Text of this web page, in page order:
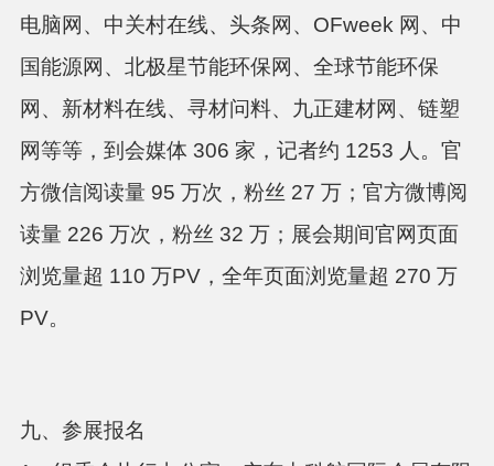
电脑网、中关村在线、头条网、OFweek 网、中
国能源网、北极星节能环保网、全球节能环保
网、新材料在线、寻材问料、九正建材网、链塑
网等等，到会媒体 306 家，记者约 1253 人。官
方微信阅读量 95 万次，粉丝 27 万；官方微博阅
读量 226 万次，粉丝 32 万；展会期间官网页面
浏览量超 110 万PV，全年页面浏览量超 270 万
PV。
九、参展报名